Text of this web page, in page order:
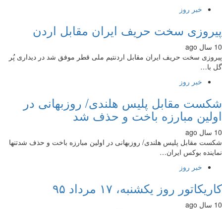
خبر روز
سخت حریف ایران مقابل اردن
سخت حریف ایران مقابل اردنتیم ملی قطر موفق شد در دیداری پُر
با…
خبر روز
مقابل پلیس هلندی/ روزبهانی در
مبارزه باخت و حذف شد
مقابل پلیس هلندی/ روزبهانی در اولین مبارزه باخت و حذف شدتنها
بوکس ایران…
خبر روز
روز یکشنبه، ۱۷ مرداد ۹۵